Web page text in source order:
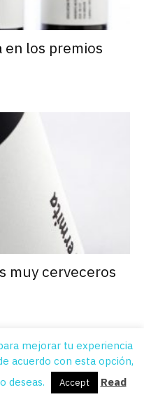
los premios
muy cerveceros
Aviso legal Publicidad
Diseño y Programación:
Hernández
mejorar tu experiencia
acuerdo con esta opción,
deseas.
Accept
Read